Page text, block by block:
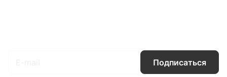
Подписаться